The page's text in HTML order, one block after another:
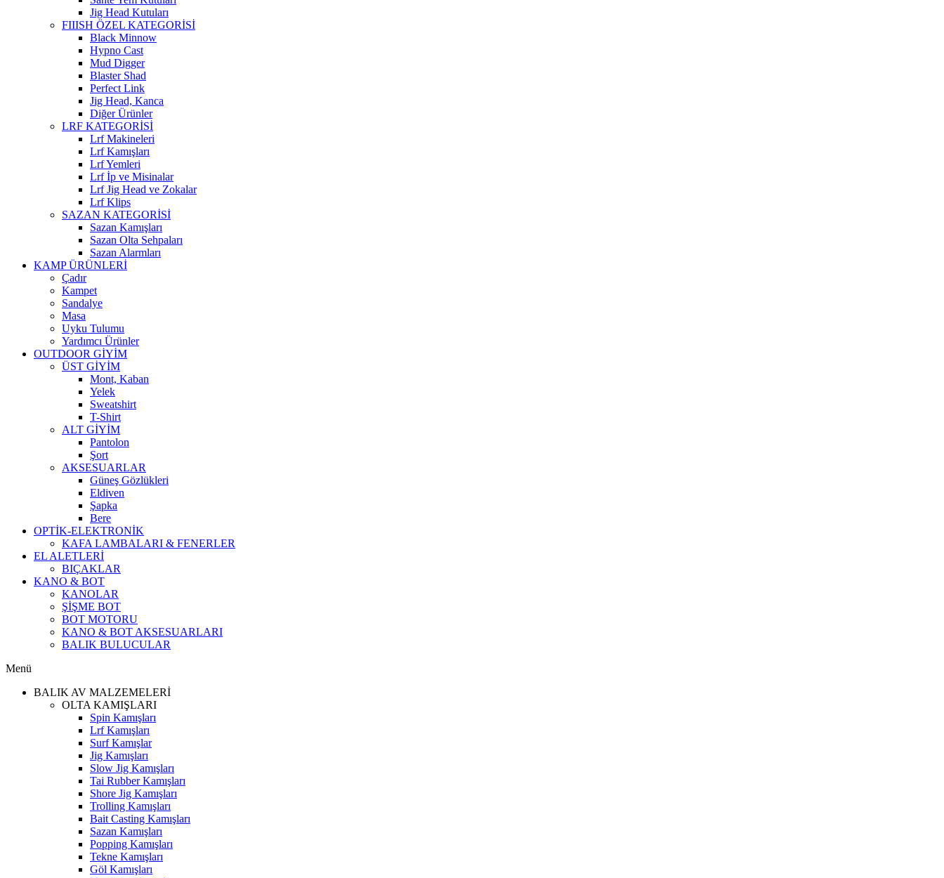
Jig Head Kutuları
FIIISH ÖZEL KATEGORİSİ
Black Minnow
Hypno Cast
Mud Digger
Blaster Shad
Perfect Link
Jig Head, Kanca
Diğer Ürünler
LRF KATEGORİSİ
Lrf Makineleri
Lrf Kamışları
Lrf Yemleri
Lrf İp ve Misinalar
Lrf Jig Head ve Zokalar
Lrf Klips
SAZAN KATEGORİSİ
Sazan Kamışları
Sazan Olta Sehpaları
Sazan Alarmları
KAMP ÜRÜNLERİ
Çadır
Kampet
Sandalye
Masa
Uyku Tulumu
Yardımcı Ürünler
OUTDOOR GİYİM
ÜST GİYİM
Mont, Kaban
Yelek
Sweatshirt
T-Shirt
ALT GİYİM
Pantolon
Şort
AKSESUARLAR
Güneş Gözlükleri
Eldiven
Şapka
Bere
OPTİK-ELEKTRONİK
KAFA LAMBALARI & FENERLER
EL ALETLERİ
BIÇAKLAR
KANO & BOT
KANOLAR
ŞİŞME BOT
BOT MOTORU
KANO & BOT AKSESUARLARI
BALIK BULUCULAR
Menü
BALIK AV MALZEMELERİ
OLTA KAMIŞLARI
Spin Kamışları
Lrf Kamışları
Surf Kamışlar
Jig Kamışları
Slow Jig Kamışları
Tai Rubber Kamışları
Shore Jig Kamışları
Trolling Kamışları
Bait Casting Kamışları
Sazan Kamışları
Popping Kamışları
Tekne Kamışları
Göl Kamışları